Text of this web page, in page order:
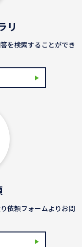
リ
を検索することができ
依頼フォームよりお問